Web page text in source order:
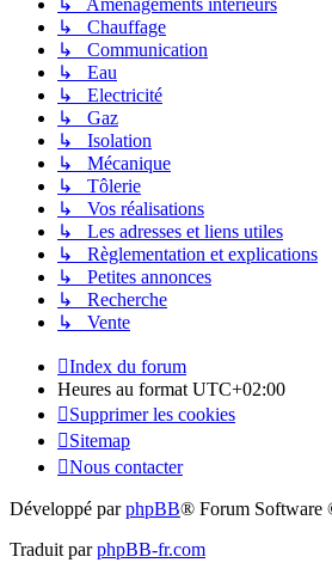
↳ Aménagements interieurs
↳ Chauffage
↳ Communication
↳ Eau
↳ Electricité
↳ Gaz
↳ Isolation
↳ Mécanique
↳ Tôlerie
↳ Vos réalisations
↳ Les adresses et liens utiles
↳ Règlementation et explications
↳ Petites annonces
↳ Recherche
↳ Vente
Index du forum
Heures au formatUTC+02:00
Supprimer les cookies
Sitemap
Nous contacter
Développé parphpBB® Forum Software
Traduit parphpBB-fr.com